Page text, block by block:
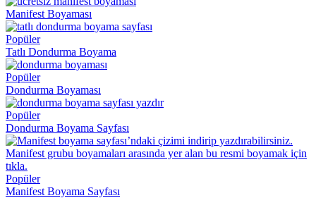
Manifest Boyaması
Popüler
Tatlı Dondurma Boyama
Popüler
Dondurma Boyaması
Popüler
Dondurma Boyama Sayfası
Popüler
Manifest Boyama Sayfası